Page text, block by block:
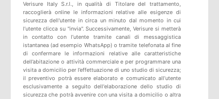
Verisure Italy S.r.l., in qualità di Titolare del trattamento,
raccoglierà online le informazioni relative alle esigenze di
sicurezza dell'utente in circa un minuto dal momento in cui
l’utente clicca su "invia". Successivamente, Verisure si metterà
in contatto con l’utente tramite canali di messaggistica
istantanea (ad esempio WhatsApp) o tramite telefonata al fine
di confermare le informazioni relative alle caratteristiche
dell’abitazione o attività commerciale e per programmare una
visita a domicilio per l’effettuazione di uno studio di sicurezza;
il preventivo potrà essere elaborato e comunicato all’utente
esclusivamente a seguito dell'elaborazione dello studio di
sicurezza che potrà avvenire con una visita a domicilio o altra